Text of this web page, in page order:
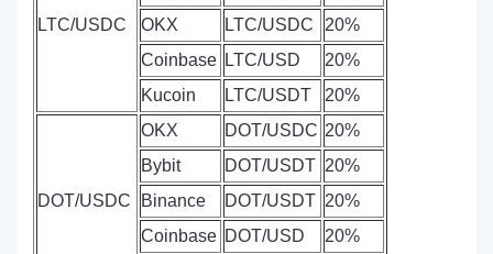
LTC/USDC
OKX
LTC/USDC
20%
Coinbase LTC/USD
20%
Kucoin
LTC/USDT 20%
DOT/USDC
OKX DOT/USDC 20%
Bybit
DOT/USDT 20%
Binance
DOT/USDT 20%
Coinbase DOT/USD
20%